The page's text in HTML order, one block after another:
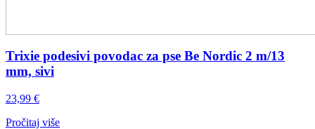
Trixie podesivi povodac za pse Be Nordic 2 m/13
mm, sivi
23,99 €
Pročitaj više